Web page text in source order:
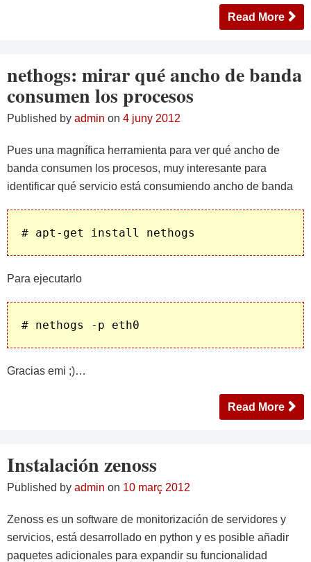
Read More
nethogs: mirar qué ancho de banda
consumen los procesos
Published by admin on 4 juny 2012
Pues una magnífica herramienta para ver qué ancho de
banda consumen los procesos, muy interesante para
identificar qué servicio está consumiendo ancho de banda
# apt-get install nethogs
Para ejecutarlo
# nethogs -p eth0
Gracias emi ;)…
Read More
Instalación zenoss
Published by admin on 10 març 2012
Zenoss es un software de monitorización de servidores y
servicios, está desarrollado en python y es posible añadir
paquetes adicionales para expandir su funcionalidad